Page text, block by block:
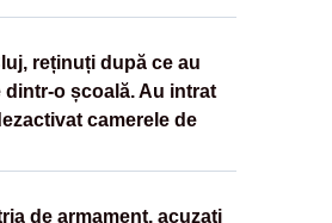
reținuți după ce au
dintr-o școală. Au intrat
camerele de
de armament, acuzați